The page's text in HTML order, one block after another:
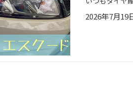
2026年7月19